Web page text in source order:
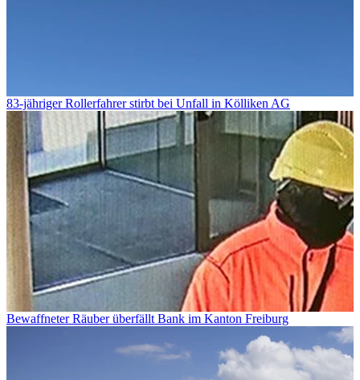
83-jähriger Rollerfahrer stirbt bei Unfall in Kölliken AG
Bewaffneter Räuber überfällt Bank im Kanton Freiburg